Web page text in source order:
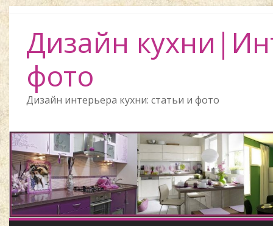
Дизайн
фото
Дизайн интерьера кухни: статьи и фото